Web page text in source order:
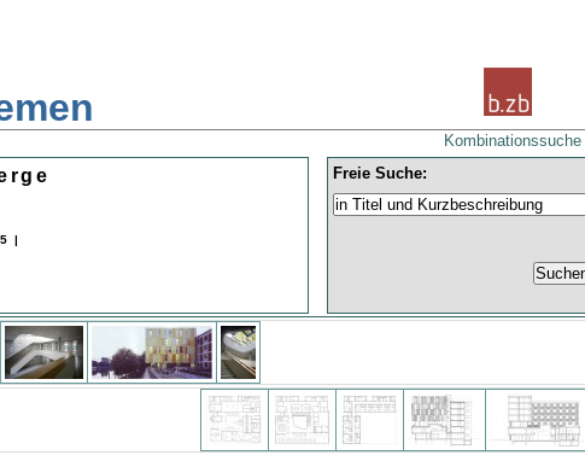
Kombinationssuche
|
Freie Suche: